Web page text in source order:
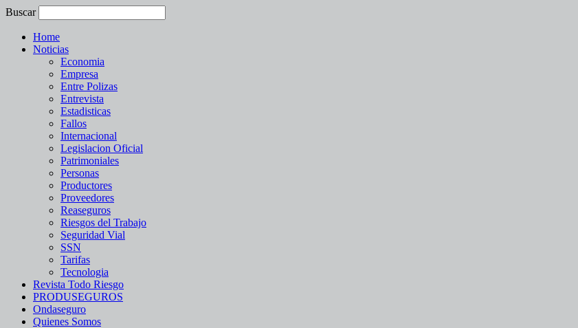
Buscar
Home
Noticias
Economia
Empresa
Entre Polizas
Entrevista
Estadisticas
Fallos
Internacional
Legislacion Oficial
Patrimoniales
Personas
Productores
Proveedores
Reaseguros
Riesgos del Trabajo
Seguridad Vial
SSN
Tarifas
Tecnologia
Revista Todo Riesgo
PRODUSEGUROS
Ondaseguro
Quienes Somos